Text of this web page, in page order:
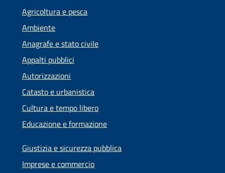
Agricoltura e pesca
Ambiente
Anagrafe e stato civile
Appalti pubblici
Autorizzazioni
Catasto e urbanistica
Cultura e tempo libero
Educazione e formazione
Giustizia e sicurezza pubblica
Imprese e commercio